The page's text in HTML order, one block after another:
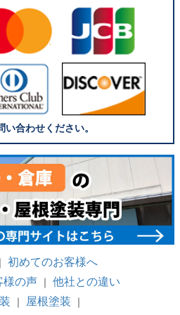
合わせください。
初めてのお客様へ
様の声｜ 他社との違い
｜ 屋根塗装 ｜